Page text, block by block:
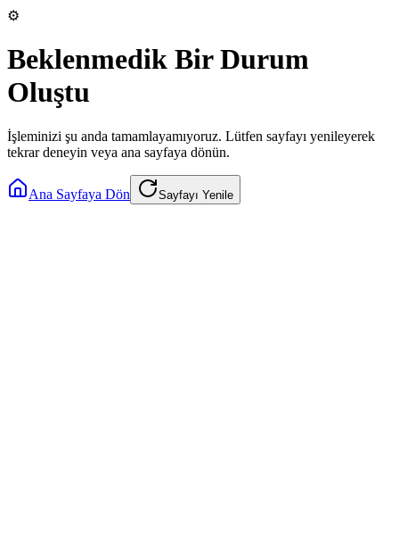
⚙️
Beklenmedik Bir Durum
Oluştu
İşleminizi şu anda tamamlayamıyoruz. Lütfen sayfayı yenileyerek
tekrar deneyin veya ana sayfaya dönün.
Ana Sayfaya Dön Sayfayı Yenile